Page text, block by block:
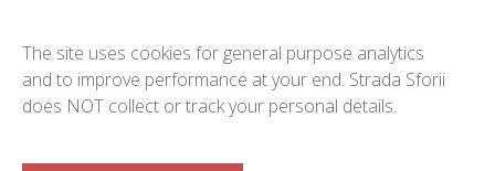
The site uses cookies for general purpose analytics
and to improve performance at your end. Strada Sforii
does NOT collect or track your personal details.